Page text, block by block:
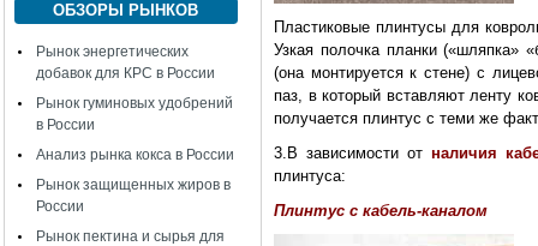
ОБЗОРЫ РЫНКОВ
Рынок энергетических
добавок для КРС в России
Рынок гуминовых удобрений
в России
Анализ рынка кокса в России
Рынок защищенных жиров в
России
Рынок пектина и сырья для
Пластиковые плинтусы для
Узкая полочка планки («шляпка»
(она монтируется к стене) с
паз, в который вставляют ленту
получается плинтус с теми же
3.В зависимости отналичия
плинтуса:
Плинтус с кабель-каналом